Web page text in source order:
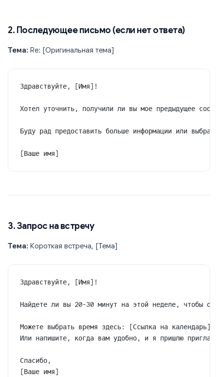
2. Последующее письмо (если нет ответа)
Тема: Re: [Оригинальная тема]
Здравствуйте, [Имя]!
Хотел уточнить, получили ли вы мое предыдущее
Буду рад предоставить больше информации или
[Ваше имя]
3. Запрос на встречу
Тема: Короткая встреча, [Тема]
Здравствуйте, [Имя]!
Найдете ли вы 20-30 минут на этой неделе, чтобы
Можете выбрать время здесь: [Ссылка на календарь]
Или напишите, когда вам удобно, и я пришлю
Спасибо,
[Ваше имя]